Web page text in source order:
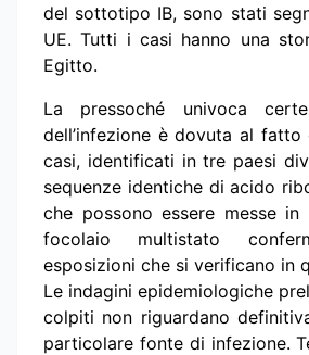
del sottotipo IB, sono stati
UE. Tutti i casi hanno una
Egitto.
La pressoché univoca
dell’infezione è dovuta al fatto
casi, identificati in tre paesi
sequenze identiche di acido
che possono essere messe
focolaio multistato
esposizioni che si verificano in
Le indagini epidemiologiche
colpiti non riguardano
particolare fonte di infezione.